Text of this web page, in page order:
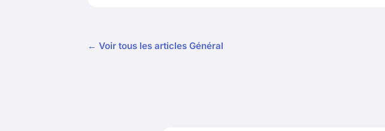
← Voir tous les articles Général